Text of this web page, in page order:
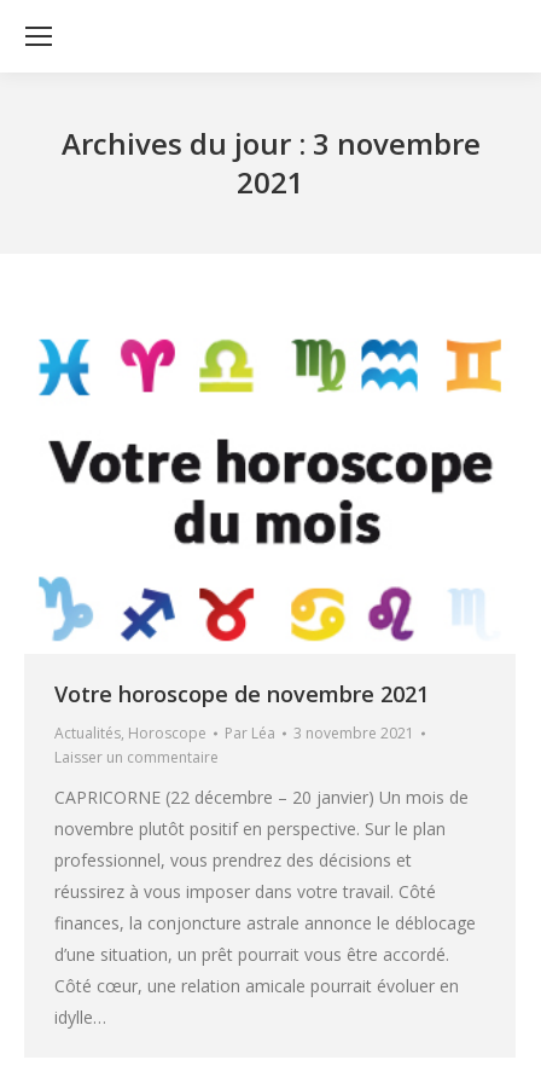
Archives du jour : 3 novembre
2021
Votre horoscope de novembre 2021
Actualités, Horoscope Par Léa
3 novembre 2021
Laisser un commentaire
CAPRICORNE (22 décembre – 20 janvier) Un mois de
novembre plutôt positif en perspective. Sur le plan
professionnel, vous prendrez des décisions et
réussirez à vous imposer dans votre travail. Côté
finances, la conjoncture astrale annonce le déblocage
d’une situation, un prêt pourrait vous être accordé.
Côté cœur, une relation amicale pourrait évoluer en
idylle…